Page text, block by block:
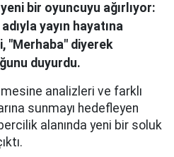
bir oyuncuyu ağırlıyor:
yayın hayatına
"Merhaba" diyerek
duyurdu.
analizleri ve farklı
sunmayı hedefleyen
alanında yeni bir soluk